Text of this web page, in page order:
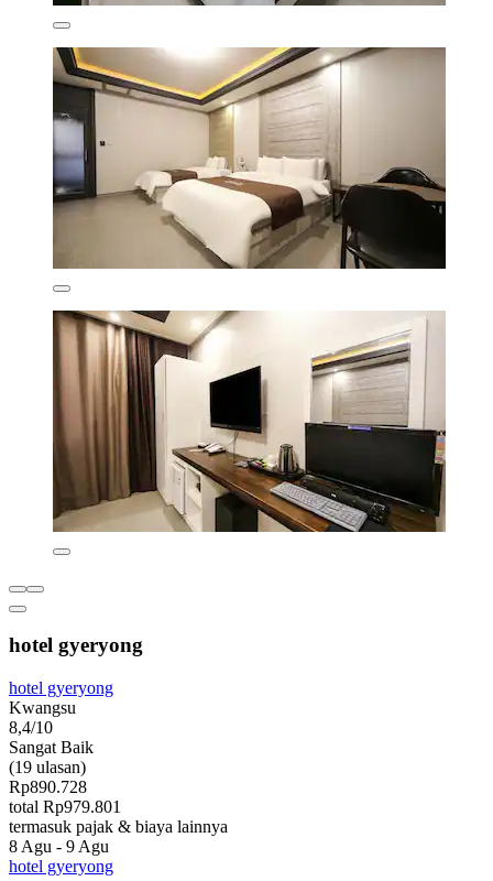
hotel gyeryong
hotel gyeryong
Kwangsu
8,4/10
Sangat Baik
(19 ulasan)
Rp890.728
total Rp979.801
termasuk pajak & biaya lainnya
8 Agu - 9 Agu
hotel gyeryong